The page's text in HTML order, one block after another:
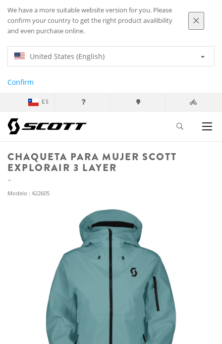
We have a more suitable website version for you. Please
confirm your country to get the right product availibility
and even purchase online.
United States (English)
Confirm
ES
CHAQUETA PARA MUJER SCOTT
EXPLORAIR 3 LAYER
Modelo : 422605